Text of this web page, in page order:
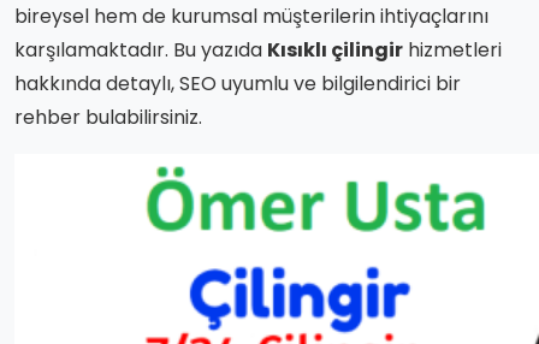
bireysel hem de kurumsal müşterilerin ihtiyaçlarını
karşılamaktadır. Bu yazıda Kısıklı çilingir hizmetleri
hakkında detaylı, SEO uyumlu ve bilgilendirici bir
rehber bulabilirsiniz.